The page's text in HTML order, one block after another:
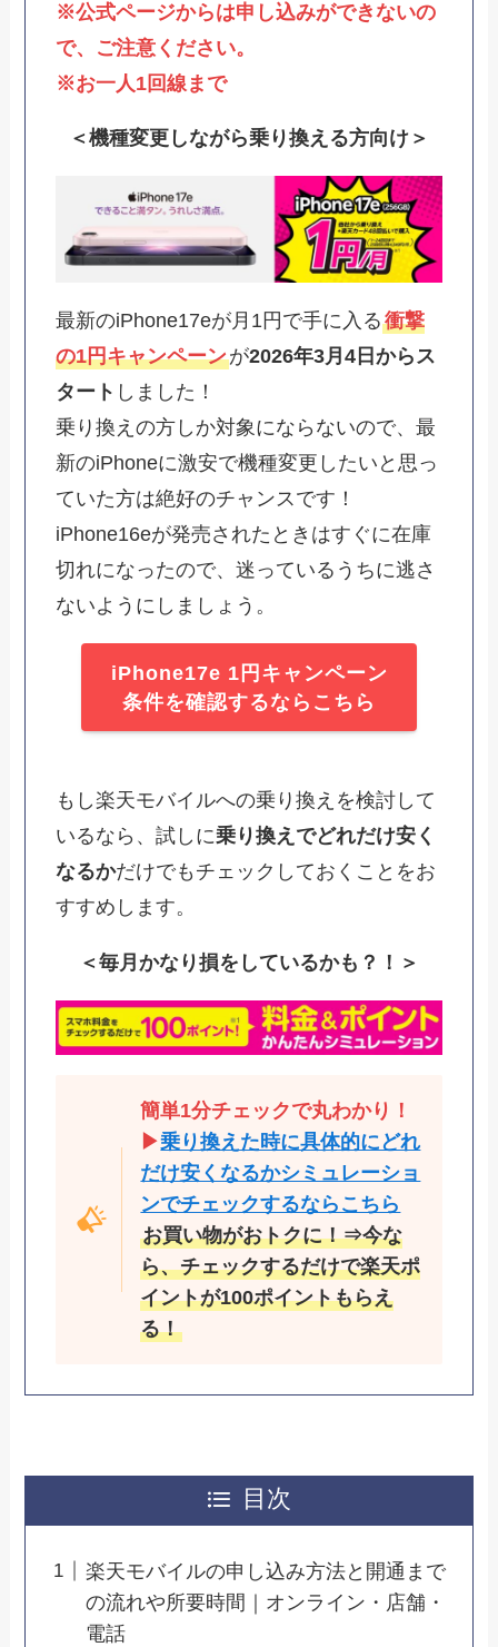
※公式ページからは申し込みができないの
で、ご注意ください。
※お一人1回線まで
＜機種変更しながら乗り換える方向け＞
最新のiPhone17eが月1円で手に入る衝撃
の1円キャンペーンが2026年3月4日からス
タート しました！
乗り換えの方しか対象にならないので、最
新のiPhoneに激安で機種変更したいと思っ
ていた方は絶好のチャンスです！
iPhone16eが発売されたときはすぐに在庫
切れになったので、迷っているうちに逃さ
ないようにしましょう。
iPhone17e 1円キャンペーン
条件を確認するならこちら
もし楽天モバイルへの乗り換えを検討して
いるなら、試しに乗り換えでどれだけ安く
なるかだけでもチェックしておくことをお
すすめします。
＜毎月かなり損をしているかも？！＞
簡単1分チェックで丸わかり！
▶乗り換えた時に具体的にどれ
だけ安くなるかシミュレーショ
ンでチェックするならこちら
お買い物がおトクに！⇒今な
ら、チェックするだけで楽天ポ
イントが100ポイントもらえ
る！
目次
楽天モバイルの申し込み方法と開通まで
の流れや所要時間｜オンライン・店舗・
電話